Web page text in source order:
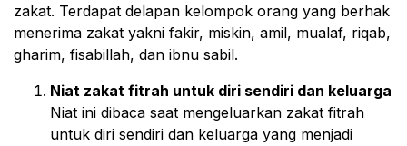
zakat. Terdapat delapan kelompok orang yang berhak
menerima zakat yakni fakir, miskin, amil, mualaf, riqab,
gharim, fisabillah, dan ibnu sabil.
Niat zakat fitrah untuk diri sendiri dan keluarga
Niat ini dibaca saat mengeluarkan zakat fitrah
untuk diri sendiri dan keluarga yang menjadi